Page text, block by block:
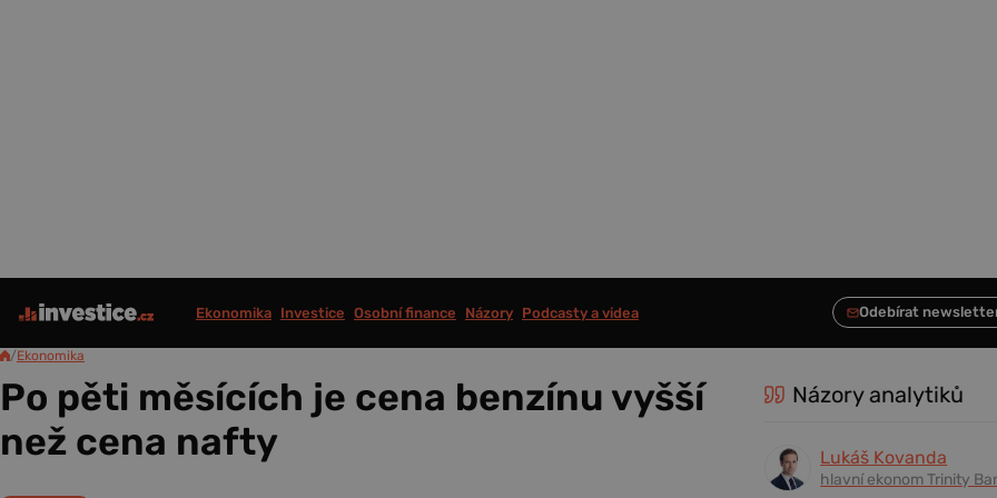
Ekonomika Investice Osobní finance Názory Podcasty a videa
/Ekonomika
Po pěti měsících je cena benzínu vyšší
než cena nafty
Názory analytiků
Lukáš Kovanda
hlavní ekonom Trinity